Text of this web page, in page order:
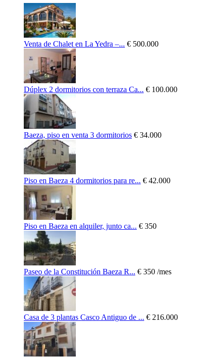
Venta de Chalet en La Yedra –... € 500.000
Dúplex 2 dormitorios con terraza Ca... € 100.000
Baeza, piso en venta 3 dormitorios € 34.000
Piso en Baeza 4 dormitorios para re... € 42.000
Piso en Baeza en alquiler, junto ca... € 350
Paseo de la Constitución Baeza R... € 350 /mes
Casa de 3 plantas Casco Antiguo de ... € 216.000